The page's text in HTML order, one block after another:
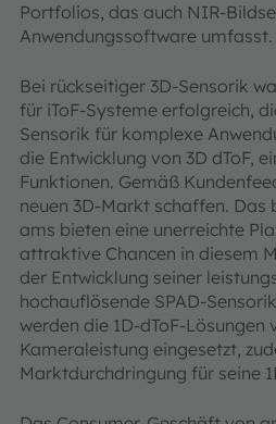
Portfolios, das auch NIR-
Anwendungssoftware umfasst.
Bei rückseitiger 3D-Sensorik
für iToF-Systeme erfolgreich,
Sensorik für komplexe
die Entwicklung von 3D dToF,
Funktionen. Gemäß
neuen 3D-Markt schaffen.
ams bieten eine unerreichte
attraktive Chancen in diesem
der Entwicklung seiner
hochauflösende SPAD-
werden die 1D-dToF-
Kameraleistung eingesetzt,
Marktdurchdringung für seine